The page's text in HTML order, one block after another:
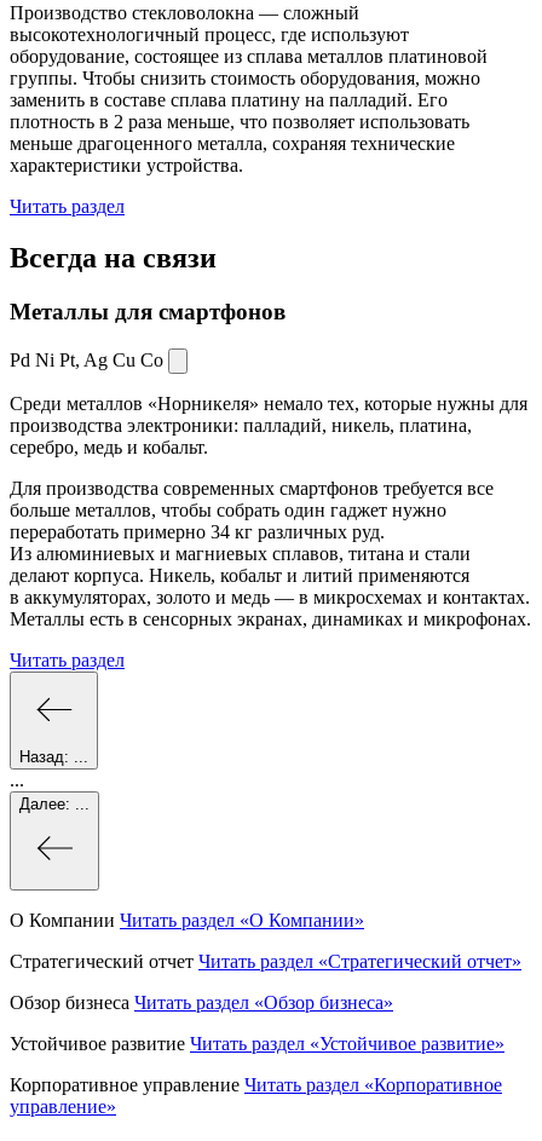
Производство стекловолокна — сложный
высокотехнологичный процесс, где используют
оборудование, состоящее из сплава металлов платиновой
группы. Чтобы снизить стоимость оборудования, можно
заменить в составе сплава платину на палладий. Его
плотность в 2 раза меньше, что позволяет использовать
меньше драгоценного металла, сохраняя технические
характеристики устройства.
Читать раздел
Всегда на связи
Металлы для смартфонов
Pd Ni Pt, Ag Cu Co
Среди металлов «Норникеля» немало тех, которые нужны для
производства электроники: палладий, никель, платина,
серебро, медь и кобальт.
Для производства современных смартфонов требуется все
больше металлов, чтобы собрать один гаджет нужно
переработать примерно 34 кг различных руд.
Из алюминиевых и магниевых сплавов, титана и стали
делают корпуса. Никель, кобальт и литий применяются
в аккумуляторах, золото и медь — в микросхемах и контактах.
Металлы есть в сенсорных экранах, динамиках и микрофонах.
Читать раздел
Назад:
...
Далее:
О Компании Читать раздел «О Компании»
Стратегический отчет Читать раздел «Стратегический отчет»
Обзор бизнеса Читать раздел «Обзор бизнеса»
Устойчивое развитие Читать раздел «Устойчивое развитие»
Корпоративное управление Читать раздел «Корпоративное
управление»